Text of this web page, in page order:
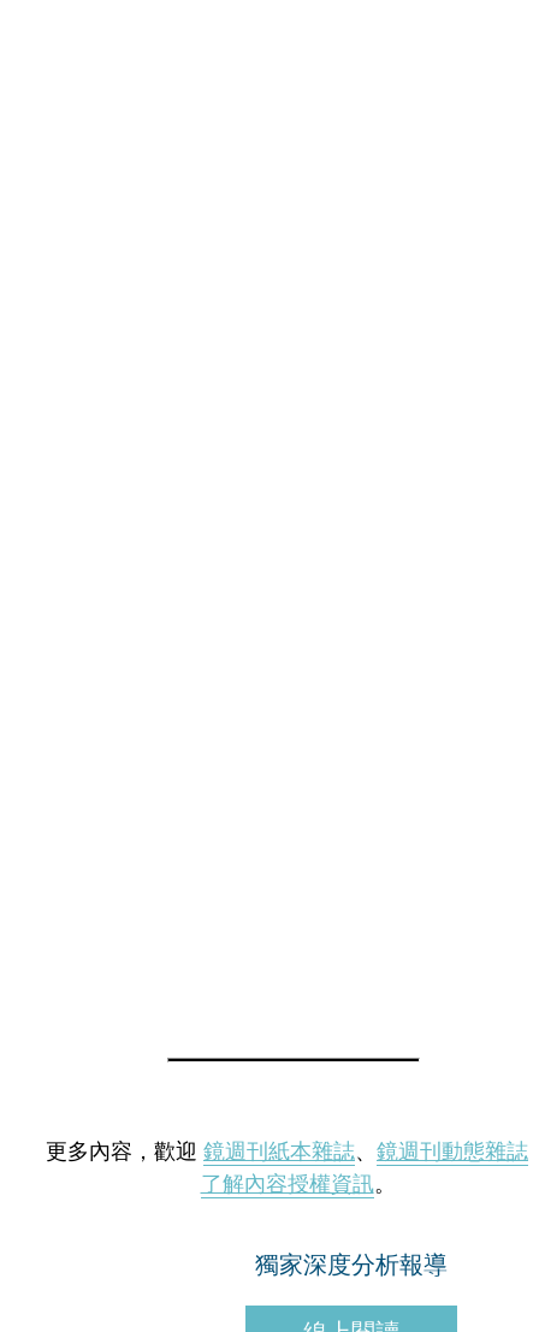
更多內容，歡迎 鏡週刊紙本雜誌、 鏡週刊動態雜誌
了解內容授權資訊。
獨家深度分析報導